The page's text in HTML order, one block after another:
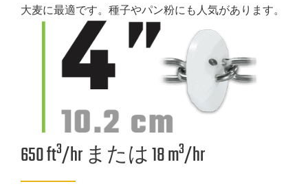
大麦に最適です。種子やパン粉にも人気があります。
650 ft3/hr または 18 m3/hr